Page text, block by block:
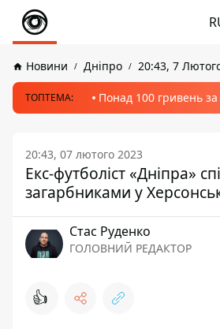
Новини Дніпро 20:43, 7
ТОПТЕМА: Понад 100 гривень
20:43, 07 лютого 2023
Екс-футболіст «Дніпра»
загарбниками у
Стас Руденко
ГОЛОВНИЙ РЕДАКТОР
👍